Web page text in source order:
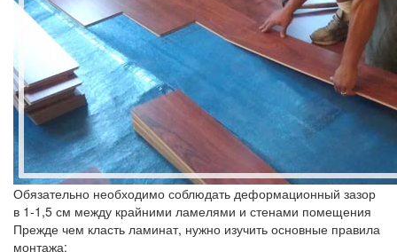
Обязательно необходимо соблюдать деформационный зазор
в 1-1,5 см между крайними ламелями и стенами помещения
Прежде чем класть ламинат, нужно изучить основные правила
монтажа: